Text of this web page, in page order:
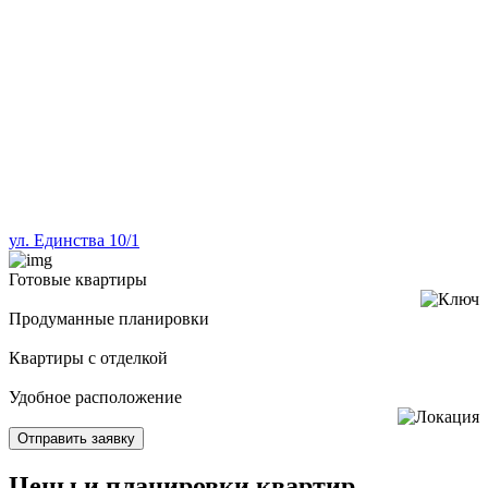
ул. Единства 10/1
Готовые квартиры
Продуманные планировки
Квартиры с отделкой
Удобное расположение
Отправить заявку